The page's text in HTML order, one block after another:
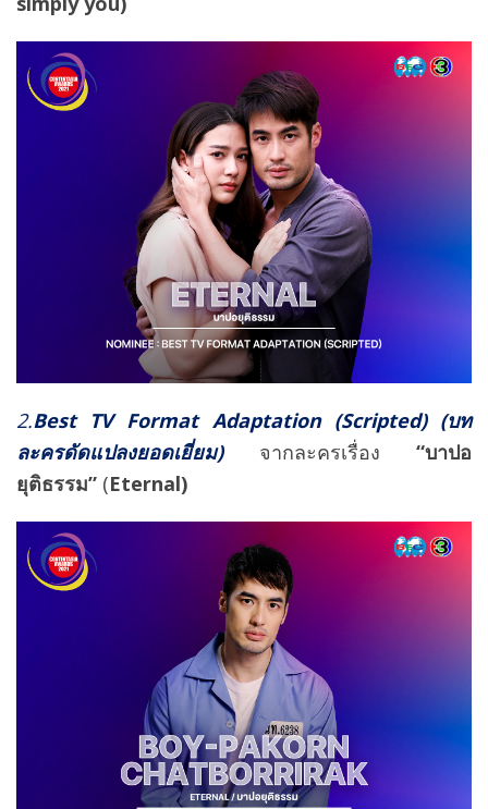
2.Best TV Format Adaptation (Scripted) (บท
ละครดัดแปลงยอดเยี่ยม) จากละครเรื่อง “บาปอ
ยุติธรรม” (Eternal)